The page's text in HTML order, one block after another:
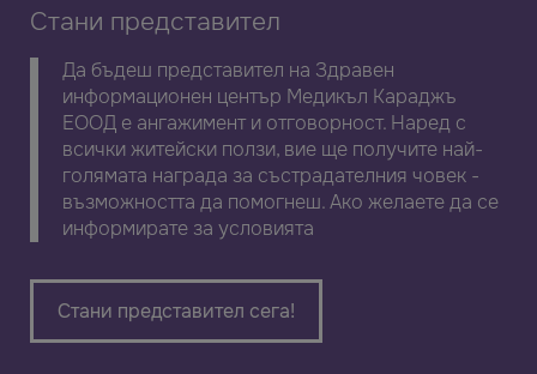
Стани представител
Да бъдеш представител на Здравен
информационен център Медикъл Караджъ
ЕООД е ангажимент и отговорност. Наред с
всички житейски ползи, вие ще получите най-
голямата награда за състрадателния човек -
възможността да помогнеш. Ако желаете да се
информирате за условията
Стани представител сега!